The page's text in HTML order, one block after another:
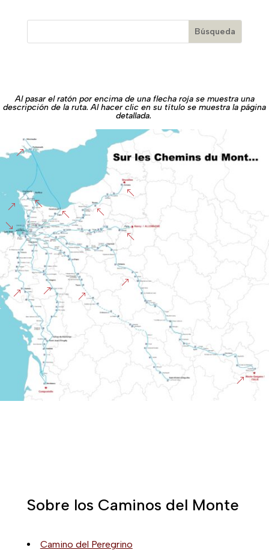
Al pasar el ratón por encima de una flecha roja se muestra una
descripción de la ruta. Al hacer clic en su título se muestra la página
detallada.
&
&
%
%
%
%
%
&
&
&
&
&
'
Sobre los Caminos del Monte
Camino del Peregrino